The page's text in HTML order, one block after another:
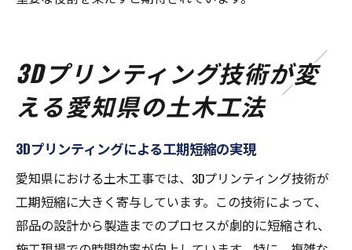
3Dプリンティング技術が変
える愛知県の土木工法
3Dプリンティングによる工期短縮の実現
愛知県における土木工事では、3Dプリンティング技術が
工期短縮に大きく寄与しています。この技術によって、
部品の設計から製造までのプロセスが劇的に短縮され、